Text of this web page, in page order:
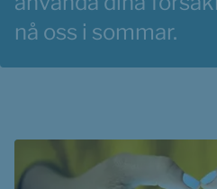
nå oss i sommar.